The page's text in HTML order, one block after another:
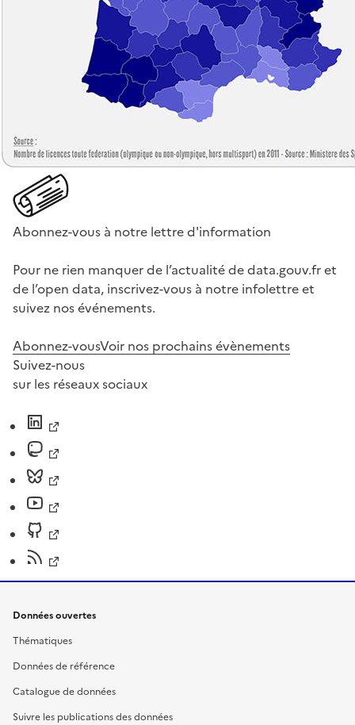
Abonnez-vous à notre lettre d'information
Pour ne rien manquer de l’actualité de data.gouv.fr et
de l’open data, inscrivez-vous à notre infolettre et
suivez nos événements.
Abonnez-vousVoir nos prochains évènements
Suivez-nous
sur les réseaux sociaux
Données ouvertes
Thématiques
Données de référence
Catalogue de données
Suivre les publications des données